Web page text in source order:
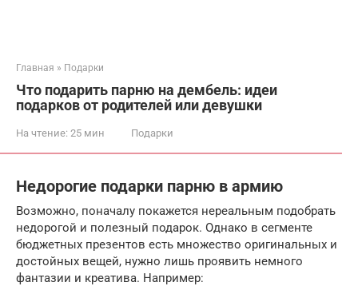
Главная » Подарки
Что подарить парню на дембель: идеи
подарков от родителей или девушки
На чтение: 25 мин Подарки
Недорогие подарки парню в армию
Возможно, поначалу покажется нереальным подобрать
недорогой и полезный подарок. Однако в сегменте
бюджетных презентов есть множество оригинальных и
достойных вещей, нужно лишь проявить немного
фантазии и креатива. Например: